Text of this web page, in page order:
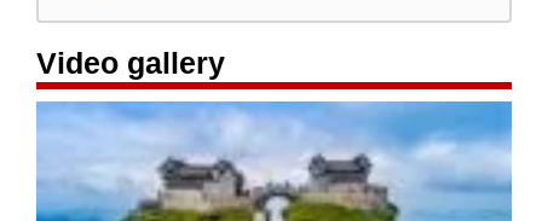
Video gallery